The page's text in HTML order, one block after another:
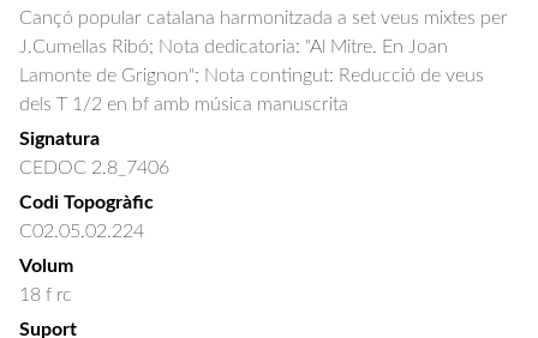
Cançó popular catalana harmonitzada a set veus mixtes per
J.Cumellas Ribó; Nota dedicatoria: "Al Mitre. En Joan
Lamonte de Grignon"; Nota contingut: Reducció de veus
dels T 1/2 en bf amb música manuscrita
Signatura
CEDOC 2.8_7406
Codi Topogràfic
C02.05.02.224
Volum
18 f rc
Suport